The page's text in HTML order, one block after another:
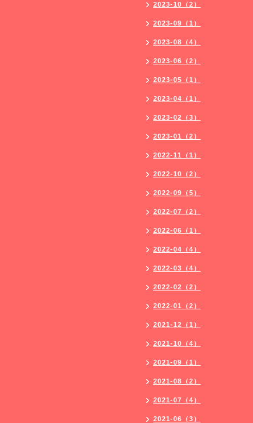
2023-10（2）
2023-09（1）
2023-08（4）
2023-06（2）
2023-05（1）
2023-04（1）
2023-02（3）
2023-01（2）
2022-11（1）
2022-10（2）
2022-09（5）
2022-07（2）
2022-06（1）
2022-04（4）
2022-03（4）
2022-02（2）
2022-01（2）
2021-12（1）
2021-10（4）
2021-09（1）
2021-08（2）
2021-07（4）
2021-06（3）